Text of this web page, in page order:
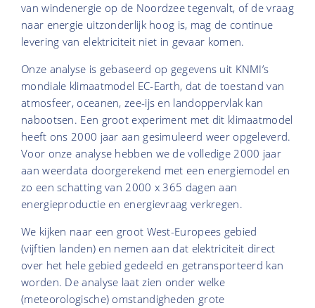
van windenergie op de Noordzee tegenvalt, of de vraag
naar energie uitzonderlijk hoog is, mag de continue
levering van elektriciteit niet in gevaar komen.
Onze analyse is gebaseerd op gegevens uit KNMI’s
mondiale klimaatmodel EC-Earth, dat de toestand van
atmosfeer, oceanen, zee-ijs en landoppervlak kan
nabootsen. Een groot experiment met dit klimaatmodel
heeft ons 2000 jaar aan gesimuleerd weer opgeleverd.
Voor onze analyse hebben we de volledige 2000 jaar
aan weerdata doorgerekend met een energiemodel en
zo een schatting van 2000 x 365 dagen aan
energieproductie en energievraag verkregen.
We kijken naar een groot West-Europees gebied
(vijftien landen) en nemen aan dat elektriciteit direct
over het hele gebied gedeeld en getransporteerd kan
worden. De analyse laat zien onder welke
(meteorologische) omstandigheden grote